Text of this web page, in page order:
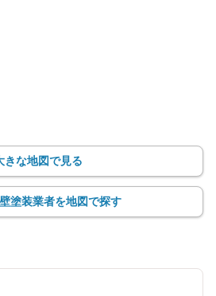
きな地図で見る
塗装業者を地図で探す